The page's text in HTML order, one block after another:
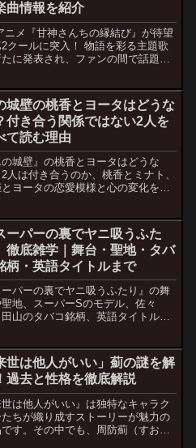
曲情報を紹介
ニメ『甘神さんちの縁結び』が待望
クールに突入！ 物語を彩る主題歌
たに発表され、ファンの間で話題と
トについて詳しくご紹介します。こ
を読むとわか...
城壁の桃香とヨータはどうな
付き合う関係ではない2人を
て読む理由
の城壁』の桃香とヨータはどうな
人は付き合うのか、桃香とミナト、
とヨータの恋愛模様と心の変化をネ
ーパーの裏でヤニ吸うふた
徹底雑学｜舞台・聖地・タバ
柄・英語タイトルまで
ーパーの裏でヤニ吸うふたり』の舞
地、スーパーSのモデル、佐々
山のタバコ銘柄、英語タイトルを
世は他人がいい」薊の謎を解
過去と性格を徹底解説
世は他人がいい』は独特なキャラク
たちが織り成すストーリーが魅力の
す。その中でも、周防薊（すおう